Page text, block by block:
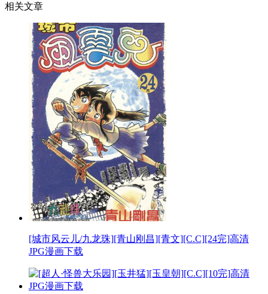
相关文章
[城市风云儿/九龙珠][青山刚昌][青文][C.C][24完]高清
JPG漫画下载